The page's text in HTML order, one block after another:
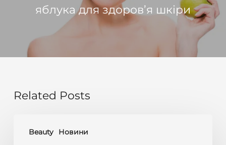
яблука для здоров’я шкіри
Related Posts
Beauty Новини